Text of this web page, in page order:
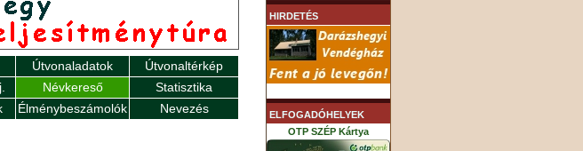
Útvonaladatok
Útvonaltérkép
Névkereső
Statisztika
Élménybeszámolók Nevezés
HIRDETÉS
ELFOGADÓHELYEK
OTP SZÉP Kártya